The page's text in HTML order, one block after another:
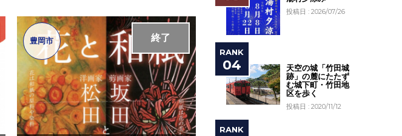
終了
豊岡市
投稿日 : 2026/07/26
天空の城「竹田城
跡」の麓にたたず
む城下町・竹田地
区を歩く
投稿日 : 2020/11/12